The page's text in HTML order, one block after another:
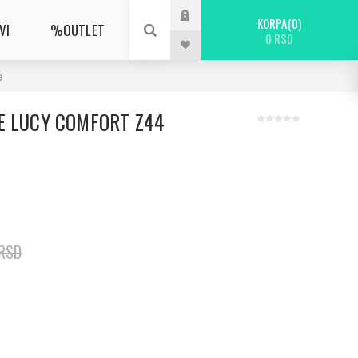
%OUTLET KORPA 0
0 RSD
LUCY COMFORT Z44